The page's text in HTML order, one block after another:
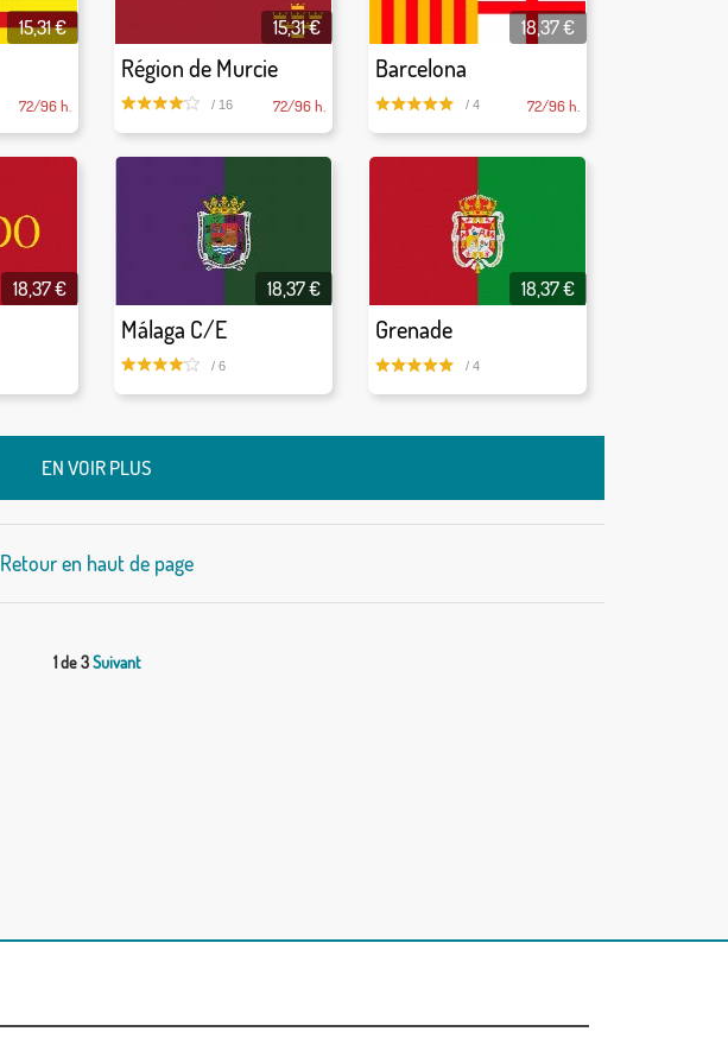
15,31 €
72/96 h.
Région de Murcie
15,31 €
/ 16 72/96 h.
Barcelona
18,37 €
/ 4 72/96 h.
18,37 €
Málaga C/E
18,37 €
/ 6
Grenade
18,37 €
/ 4
EN VOIR PLUS
Retour en haut de page
1 de 3 Suivant